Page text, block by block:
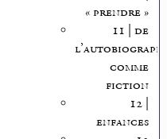
« prendre »
11 | de
l’autobiographie
comme
fiction
12 |
enfances